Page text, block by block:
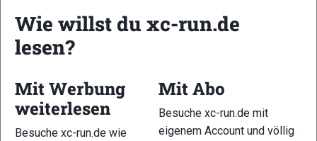
Wie willst du xc-run.de
lesen?
Mit Werbung
weiterlesen
Besuche xc-run.de wie
Mit Abo
Besuche xc-run.de mit
eigenem Account und völlig